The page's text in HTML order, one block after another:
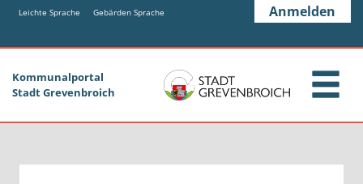
Zum Hauptinhalt springen
Zum Header
Zum Hauptinhalt
Zum Footer
Leichte Sprache Gebärden Sprache Anmelden
Kommunalportal
Stadt Grevenbroich